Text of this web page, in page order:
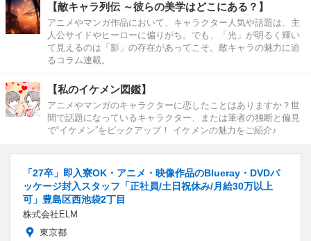
【敵キャラ列伝 ～彼らの美学はどこにある？】
アニメやマンガ作品において、キャラクター人気や話題は、主
人公サイドやヒーローに偏りがち。でも、「光」が明るく輝い
て見えるのは「影」の存在があってこそ。敵キャラの魅力に迫
るコラム連載。
【私のイケメン図鑑】
アニメやマンガのキャラクターに恋したことはありますか？世
間で話題になっているキャラクター、または筆者の独断と偏見
で“イケメン”をピックアップ！ イケメンの魅力をご紹介♪
「27卒」即入寮OK・アニメ・映像作品のBlueray・DVDパ
ッケージ封入スタッフ「正社員/土日祝休み/月給30万以上
可」豊島区西池袋2丁目
株式会社ELM
東京都